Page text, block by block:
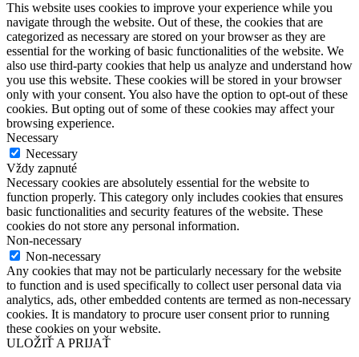
This website uses cookies to improve your experience while you
navigate through the website. Out of these, the cookies that are
categorized as necessary are stored on your browser as they are
essential for the working of basic functionalities of the website. We
also use third-party cookies that help us analyze and understand how
you use this website. These cookies will be stored in your browser
only with your consent. You also have the option to opt-out of these
cookies. But opting out of some of these cookies may affect your
browsing experience.
Necessary
Necessary
Vždy zapnuté
Necessary cookies are absolutely essential for the website to
function properly. This category only includes cookies that ensures
basic functionalities and security features of the website. These
cookies do not store any personal information.
Non-necessary
Non-necessary
Any cookies that may not be particularly necessary for the website
to function and is used specifically to collect user personal data via
analytics, ads, other embedded contents are termed as non-necessary
cookies. It is mandatory to procure user consent prior to running
these cookies on your website.
ULOŽIŤ A PRIJAŤ